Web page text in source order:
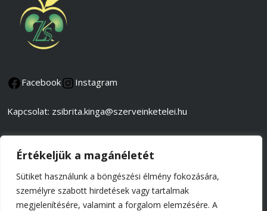
Értékeljük a magánéletét
Sütiket használunk a böngészési élmény fokozására,
személyre szabott hirdetések vagy tartalmak
megjelenítésére, valamint a forgalom elemzésére. A
Facebook Instagram
Kapcsolat: zsibrita.kinga@szerveinketelei.hu
Adatkezelési és adatvédelmi tájékoztató
Általános szerződési feltételek
Impresszum